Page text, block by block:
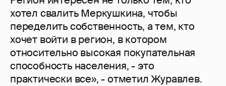
хотел свалить Меркушкина, чтобы
переделить собственность, а тем, кто
хочет войти в регион, в котором
относительно высокая покупательная
способность населения, - это
практически все», - отметил Журавлев.